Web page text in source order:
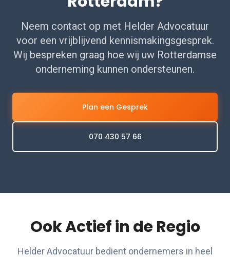
Neem contact op met Helder Advocatuur
voor een vrijblijvend kennismakingsgesprek.
Wij bespreken graag hoe wij uw Rotterdamse
onderneming kunnen ondersteunen.
Plan een Gesprek
070 430 57 66
Ook Actief in de Regio
Helder Advocatuur bedient ondernemers in heel